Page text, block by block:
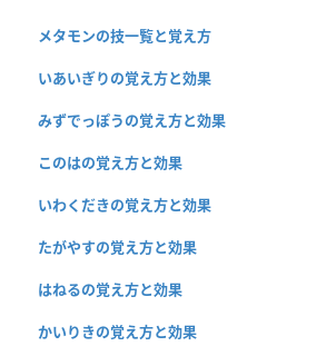
メタモンの技一覧と覚え方
いあいぎりの覚え方と効果
みずでっぽうの覚え方と効果
このはの覚え方と効果
いわくだきの覚え方と効果
たがやすの覚え方と効果
はねるの覚え方と効果
かいりきの覚え方と効果